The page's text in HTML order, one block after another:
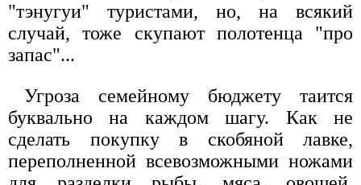
"тэнугуи" туристами, но, на всякий
случай, тоже скупают полотенца "про
запас"...
Угроза семейному бюджету таится
буквально на каждом шагу. Как не
сделать покупку в скобяной лавке,
переполненной всевозможными ножами